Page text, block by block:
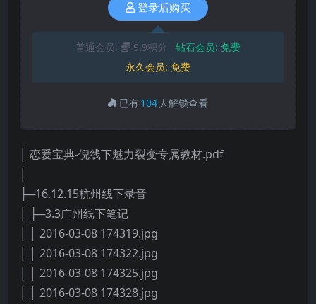
登录后购买
普通会员: 9.9积分 钻石会员: 免费
永久会员: 免费
已有104 人解锁查看
│ 恋爱宝典-倪线下魅力裂变专属教材.pdf
├─16.12.15杭州线下录音
│ ├─3.3广州线下笔记
│ │ 2016-03-08 174319.jpg
│ │ 2016-03-08 174322.jpg
│ │ 2016-03-08 174325.jpg
│ │ 2016-03-08 174328.jpg